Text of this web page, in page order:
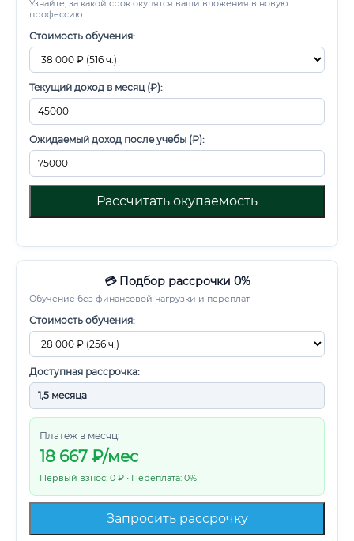
Узнайте, за какой срок окупятся ваши вложения в новую
профессию
Стоимость обучения:
Текущий доход в месяц (₽):
Ожидаемый доход после учебы (₽):
Рассчитать окупаемость
💳 Подбор рассрочки 0%
Обучение без финансовой нагрузки и переплат
Стоимость обучения:
Доступная рассрочка:
Платеж в месяц:
18 667 ₽/мес
Первый взнос: 0 ₽ • Переплата: 0%
Запросить рассрочку